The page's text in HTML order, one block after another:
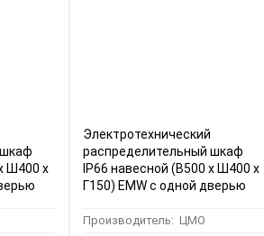
Ш400 x
Электротехнический
распределительный шкаф
IP66 навесной (В500 x Ш400 x
Г150) EMW c одной дверью
Производитель: ЦМО